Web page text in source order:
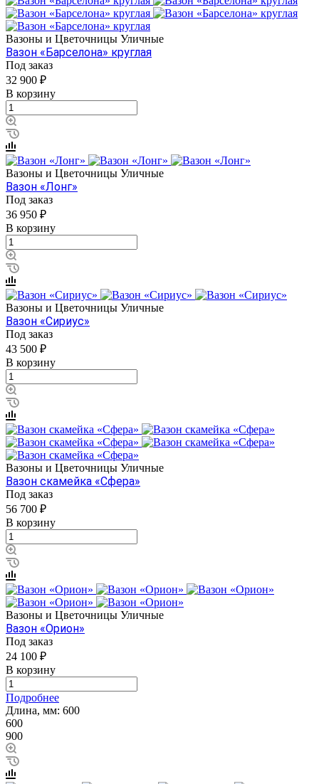
Вазоны и Цветочницы Уличные
Вазон «Барселона» круглая
Под заказ
32 900 ₽
В корзину
Вазоны и Цветочницы Уличные
Вазон «Лонг»
Под заказ
36 950 ₽
В корзину
Вазоны и Цветочницы Уличные
Вазон «Сириус»
Под заказ
43 500 ₽
В корзину
Вазоны и Цветочницы Уличные
Вазон скамейка «Сфера»
Под заказ
56 700 ₽
В корзину
Вазоны и Цветочницы Уличные
Вазон «Орион»
Под заказ
24 100 ₽
В корзину
Подробнее
Длина, мм: 600
600
900